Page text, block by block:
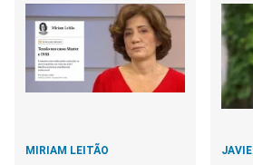
MIRIAM LEITÃO